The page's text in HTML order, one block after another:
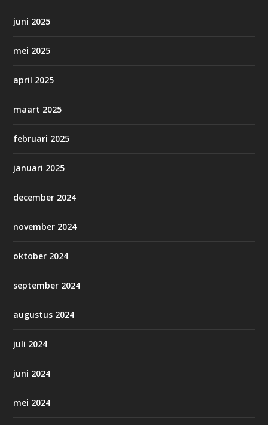
juni 2025
mei 2025
april 2025
maart 2025
februari 2025
januari 2025
december 2024
november 2024
oktober 2024
september 2024
augustus 2024
juli 2024
juni 2024
mei 2024